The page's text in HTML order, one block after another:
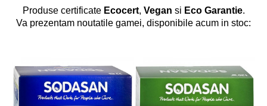
Produse certificate Ecocert, Vegan si Eco Garantie.
Va prezentam noutatile gamei, disponibile acum in stoc: